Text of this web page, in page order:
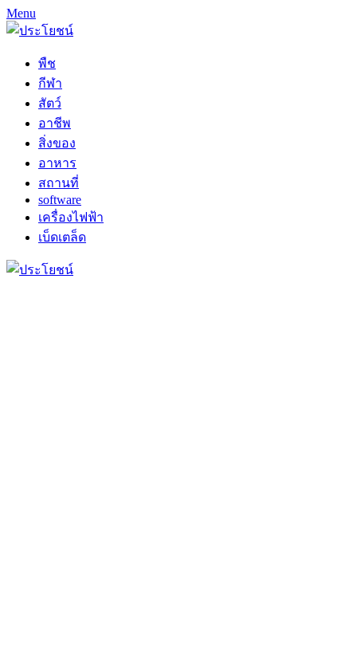
Menu
พืช
กีฬา
สัตว์
อาชีพ
สิ่งของ
อาหาร
สถานที่
software
เครื่องไฟฟ้า
เบ็ดเตล็ด